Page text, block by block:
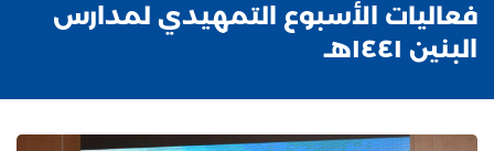
فعاليات الأسبوع التمهيدي لمدارس
البنين ١٤٤١هـ